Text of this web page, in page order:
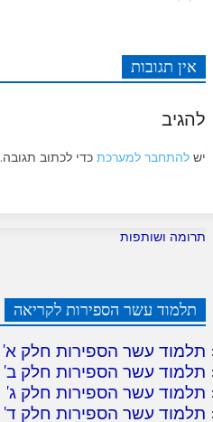
לאתר ספר הרב
אין תגובות
להגיב
יש להתחבר למערכת כדי לכתוב תגובה.
תרומה ושותפות
תלמוד עשר הספירות לקריאה
תלמוד עשר הספירות חלק א'
תלמוד עשר הספירות חלק ב'
תלמוד עשר הספירות חלק ג'
תלמוד עשר הספירות חלק ד'